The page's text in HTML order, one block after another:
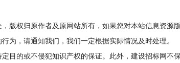
权归原作者及原网站所有，如果您对本站信息资源
为，请通知我们，我们一定根据实际情况及时处理。
的或不侵犯知识产权的保证。此外，建设招标网不